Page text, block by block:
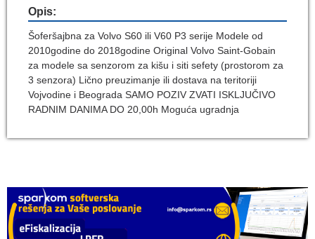
Opis:
Šoferšajbna za Volvo S60 ili V60 P3 serije Modele od
2010godine do 2018godine Original Volvo Saint-Gobain
za modele sa senzorom za kišu i siti sefety (prostorom za
3 senzora) Lično preuzimanje ili dostava na teritoriji
Vojvodine i Beograda SAMO POZIV ZVATI ISKLJUČIVO
RADNIM DANIMA DO 20,00h Moguća ugradnja